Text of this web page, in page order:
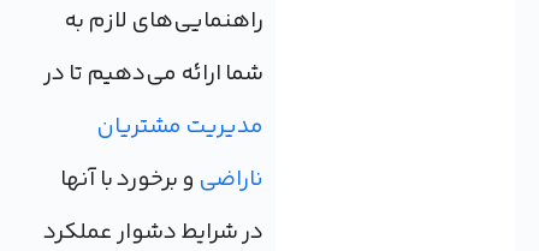
راهنمایی‌های لازم به
شما ارائه می‌دهیم تا در
مدیریت مشتریان
ناراضی و برخورد با آنها
در شرایط دشوار عملکرد